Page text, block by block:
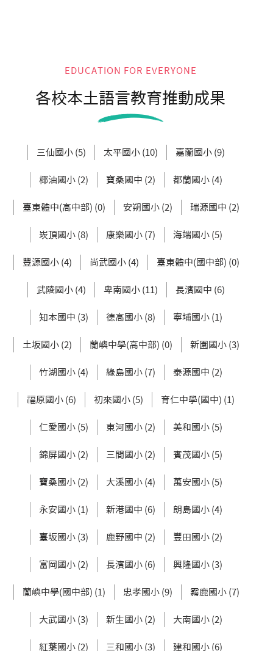
EDUCATION FOR EVERYONE
各校本土語言教育推動成果
三仙國小 (5) 太平國小 (10) 嘉蘭國小 (9)
椰油國小 (2) 寶桑國中 (2) 都蘭國小 (4)
臺東體中(高中部) (0) 安朔國小 (2) 瑞源國中 (2)
崁頂國小 (8) 康樂國小 (7) 海端國小 (5)
豐源國小 (4) 尚武國小 (4) 臺東體中(國中部) (0)
武陵國小 (4) 卑南國小 (11) 長濱國中 (6)
知本國中 (3) 德高國小 (8) 寧埔國小 (1)
土坂國小 (2) 蘭嶼中學(高中部) (0) 新園國小 (3)
竹湖國小 (4) 綠島國小 (7) 泰源國中 (2)
福原國小 (6) 初來國小 (5) 育仁中學(國中) (1)
仁愛國小 (5) 東河國小 (2) 美和國小 (5)
錦屏國小 (2) 三間國小 (2) 賓茂國小 (5)
寶桑國小 (2) 大溪國小 (4) 萬安國小 (5)
永安國小 (1) 新港國中 (6) 朗島國小 (4)
臺坂國小 (3) 鹿野國中 (2) 豐田國小 (2)
富岡國小 (2) 長濱國小 (6) 興隆國小 (3)
蘭嶼中學(國中部) (1) 忠孝國小 (9) 霧鹿國小 (7)
大武國小 (3) 新生國小 (2) 大南國小 (2)
紅葉國小 (2) 三和國小 (3) 建和國小 (6)